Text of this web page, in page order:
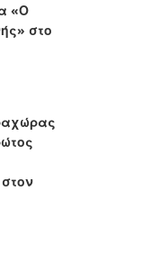
«Ο
στο